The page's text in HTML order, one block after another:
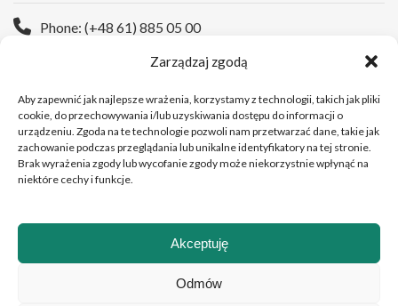
Zarządzaj zgodą
Aby zapewnić jak najlepsze wrażenia, korzystamy z technologii, takich jak pliki
cookie, do przechowywania i/lub uzyskiwania dostępu do informacji o
urządzeniu. Zgoda na te technologie pozwoli nam przetwarzać dane, takie jak
zachowanie podczas przeglądania lub unikalne identyfikatory na tej stronie.
Brak wyrażenia zgody lub wycofanie zgody może niekorzystnie wpłynąć na
niektóre cechy i funkcje.
Akceptuję
Odmów
Phone: (+48 61) 885 05 00
Copyright © 2026Greater Poland Cancer Centre